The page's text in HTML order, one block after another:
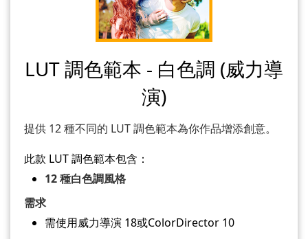
LUT 調色範本 - 白色調 (威力導
演)
提供 12 種不同的 LUT 調色範本為你作品增添創意。
此款 LUT 調色範本包含：
12 種白色調風格
需求
需使用威力導演 18或ColorDirector 10